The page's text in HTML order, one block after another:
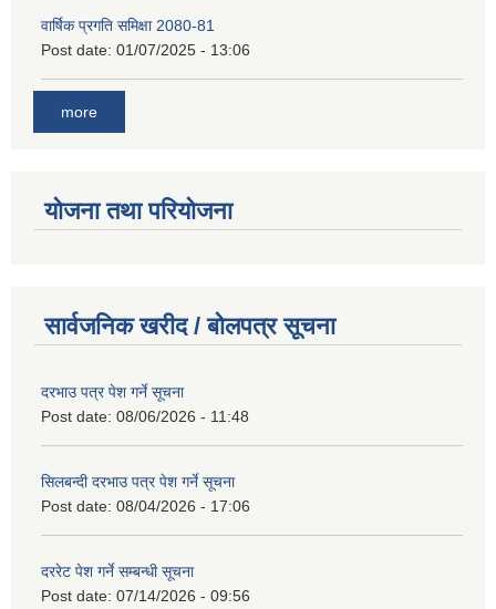
वार्षिक प्रगति समिक्षा 2080-81
Post date: 01/07/2025 - 13:06
more
योजना तथा परियोजना
सार्वजनिक खरीद / बोलपत्र सूचना
दरभाउ पत्र पेश गर्ने सूचना
Post date: 08/06/2026 - 11:48
सिलबन्दी दरभाउ पत्र पेश गर्ने सूचना
Post date: 08/04/2026 - 17:06
दररेट पेश गर्ने सम्बन्धी सूचना
Post date: 07/14/2026 - 09:56